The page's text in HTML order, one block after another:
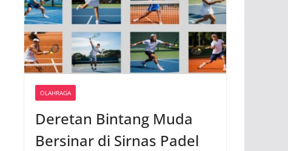
OLAHRAGA
Deretan Bintang Muda
Bersinar di Sirnas Padel